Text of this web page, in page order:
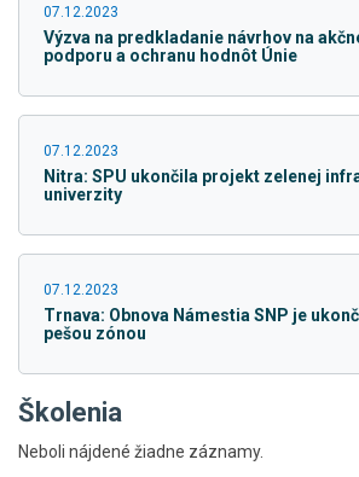
07.12.2023
Výzva na predkladanie návrhov na
podporu a ochranu hodnôt Únie
07.12.2023
Nitra: SPU ukončila projekt zelenej
univerzity
07.12.2023
Trnava: Obnova Námestia SNP je
pešou zónou
Školenia
Neboli nájdené žiadne záznamy.